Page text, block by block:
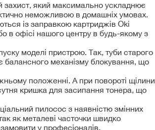
захист, який максимально ускладнює
неможливою в домашніх умовах.
із заправкою картриджів Oki
в офісі нашого центру в будь-якому з
моделі пристрою. Так, туби старого
балансного механізму блокування, що
положенні. А при повороті щілини
кришка для засипання тонера, що
пилосос з наявністю змінних
як металеві часточки швидко
у професіоналів.